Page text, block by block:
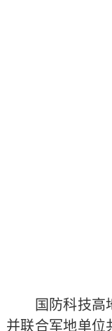
国防科技高地
并联合军地单位